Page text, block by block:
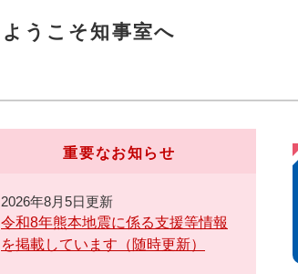
ようこそ知事室へ
重要なお知らせ
2026年8月5日更新
令和8年熊本地震に係る支援等情報
を掲載しています（随時更新）